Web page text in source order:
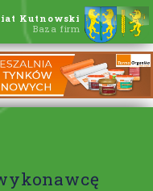
Kutnowski
Baza firm